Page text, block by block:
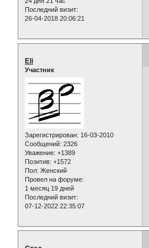
Последний визит:
26-04-2018 20:06:21
Eli
Участник
Зарегистрирован: 16-03-2010
Сообщений: 2326
Уважение: +1389
Позитив: +1572
Пол: Женский
Провел на форуме:
1 месяц 19 дней
Последний визит:
07-12-2022 22:35:07